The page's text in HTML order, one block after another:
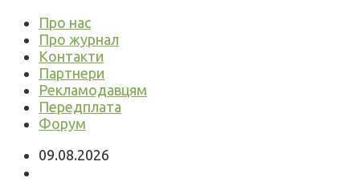
Про нас
Про журнал
Контакти
Партнери
Рекламодавцям
Передплата
Форум
09.08.2026